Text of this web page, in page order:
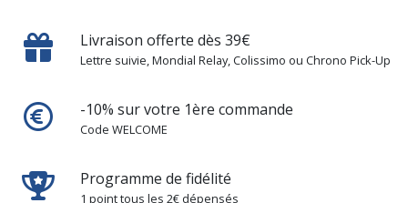
Livraison offerte dès 39€
Lettre suivie, Mondial Relay, Colissimo ou Chrono Pick-Up
-10% sur votre 1ère commande
Code WELCOME
Programme de fidélité
1 point tous les 2€ dépensés